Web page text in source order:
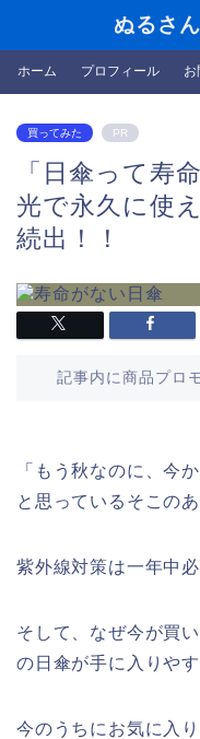
ぬるさ
ホーム プロフィール お
買ってみた PR
「日傘って寿
光で永久に使
続出！！
記事内に商品プロ
「もう秋なのに、今
と思っているそこのあ
紫外線対策は一年中必
そして、なぜ今が買
の日傘が手に入りやす
今のうちにお気に入